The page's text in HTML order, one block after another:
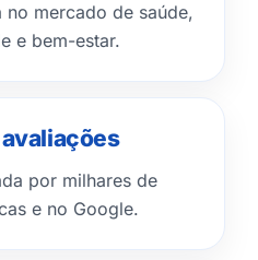
mercado de saúde,
e bem-estar.
por milhares de
e no Google.